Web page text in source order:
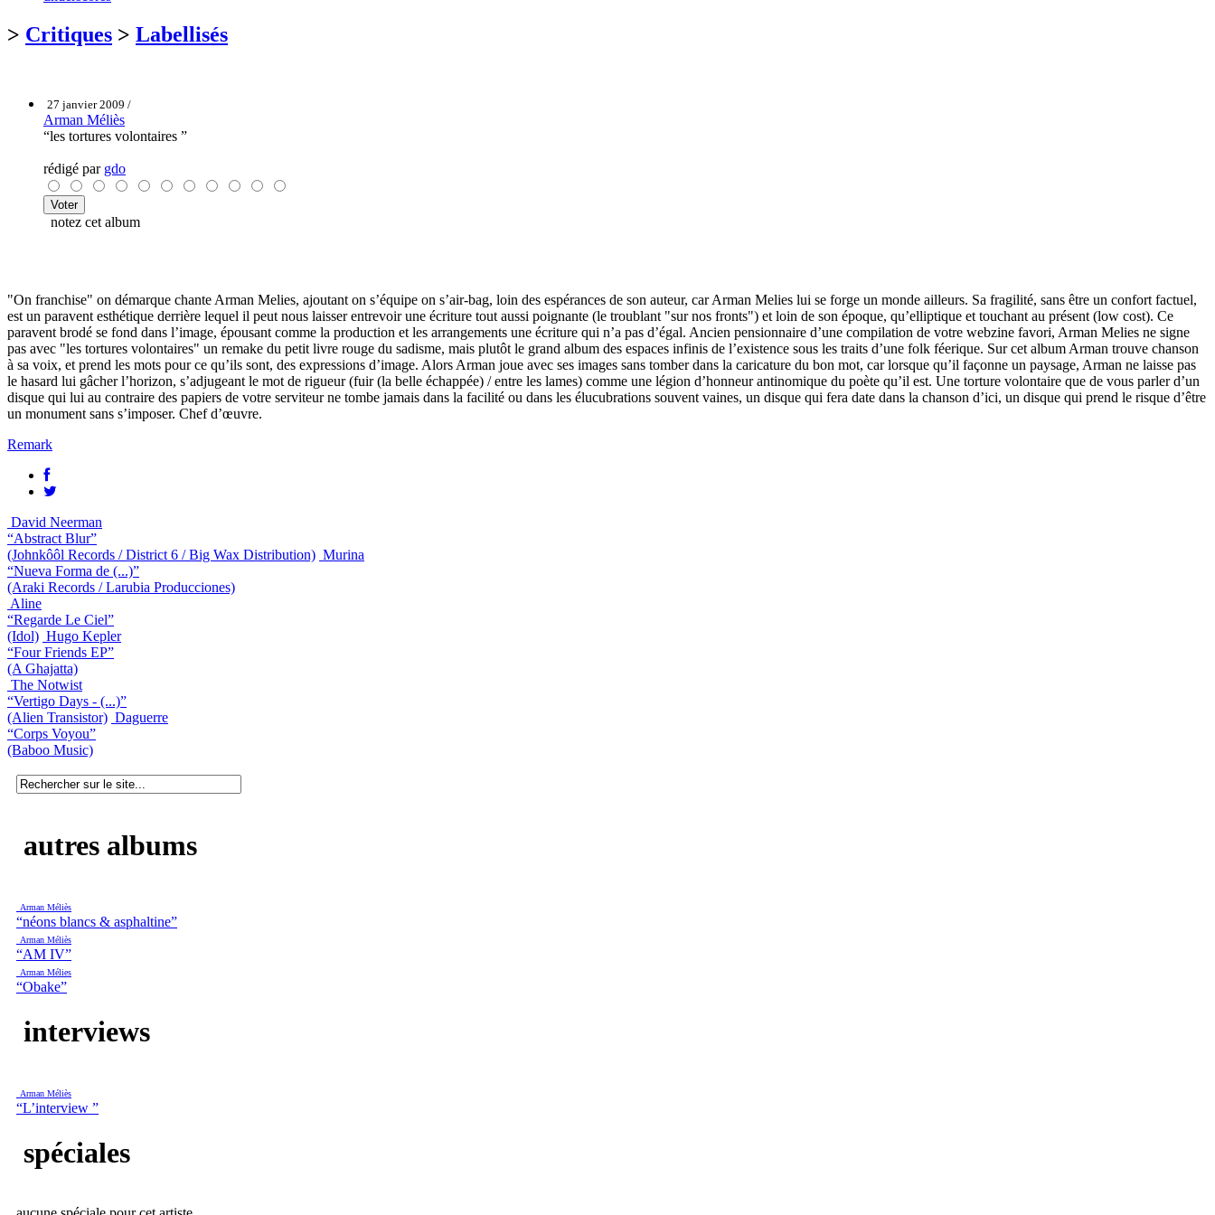
> Critiques > Labellisés
27 janvier 2009 /
Arman Méliès
“les tortures volontaires ”
rédigé par gdo
notez cet album
"On franchise" on démarque chante Arman Melies, ajoutant on s’équipe on s’air-bag, loin des espérances de son auteur, car Arman Melies lui se forge un monde ailleurs. Sa fragilité, sans être un confort factuel,
est un paravent esthétique derrière lequel il peut nous laisser entrevoir une écriture tout aussi poignante (le troublant "sur nos fronts") et loin de son époque, qu’elliptique et touchant au présent (low cost). Ce
paravent brodé se fond dans l’image, épousant comme la production et les arrangements une écriture qui n’a pas d’égal. Ancien pensionnaire d’une compilation de votre webzine favori, Arman Melies ne signe
pas avec "les tortures volontaires" un remake du petit livre rouge du sadisme, mais plutôt le grand album des espaces infinis de l’existence sous les traits d’une folk féerique. Sur cet album Arman trouve chanson
à sa voix, et prend les mots pour ce qu’ils sont, des expressions d’image. Alors Arman joue avec ses images sans tomber dans la caricature du bon mot, car lorsque qu’il façonne un paysage, Arman ne laisse pas
le hasard lui gâcher l’horizon, s’adjugeant le mot de rigueur (fuir (la belle échappée) / entre les lames) comme une légion d’honneur antinomique du poète qu’il est. Une torture volontaire que de vous parler d’un
disque qui lui au contraire des papiers de votre serviteur ne tombe jamais dans la facilité ou dans les élucubrations souvent vaines, un disque qui fera date dans la chanson d’ici, un disque qui prend le risque d’être
un monument sans s’imposer. Chef d’œuvre.
Remark
David Neerman
“Abstract Blur”
(Johnkôôl Records / District 6 / Big Wax Distribution) Murina
“Nueva Forma de (...)”
(Araki Records / Larubia Producciones)
Aline
“Regarde Le Ciel”
(Idol) Hugo Kepler
“Four Friends EP”
(A Ghajatta)
The Notwist
“Vertigo Days - (...)”
(Alien Transistor) Daguerre
“Corps Voyou”
(Baboo Music)
autres albums
Arman Méliès
“néons blancs & asphaltine”
Arman Méliès
“AM IV”
Arman Mélies
“Obake”
interviews
Arman Méliès
“L’interview ”
spéciales